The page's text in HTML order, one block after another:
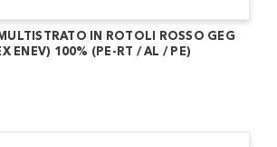
IN ROTOLI ROSSO GEG
ENEV) 100% (PE-RT / AL / PE)